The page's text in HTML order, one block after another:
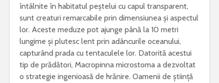
întâlnite în habitatul peștelui cu capul transparent,
sunt creaturi remarcabile prin dimensiunea și aspectul
lor. Aceste meduze pot ajunge până la 10 metri
lungime și plutesc lent prin adâncurile oceanului,
capturând prada cu tentaculele lor. Datorită acestui
tip de prădători, Macropinna microstoma a dezvoltat
o strategie ingenioasă de hrănire. Oamenii de știință